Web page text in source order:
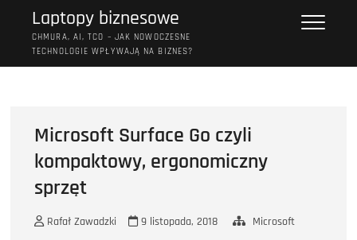
Laptopy biznesowe
CHMURA, AI, TCO – JAK NOWOCZESNE
TECHNOLOGIE WPŁYWAJĄ NA BIZNES?
Microsoft Surface Go czyli
kompaktowy, ergonomiczny
sprzęt
Rafał Zawadzki 9 listopada, 2018
Microsoft